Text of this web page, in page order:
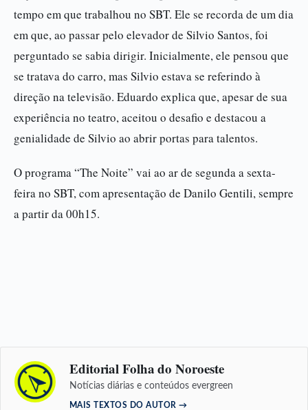
tempo em que trabalhou no SBT. Ele se recorda de um dia
em que, ao passar pelo elevador de Silvio Santos, foi
perguntado se sabia dirigir. Inicialmente, ele pensou que
se tratava do carro, mas Silvio estava se referindo à
direção na televisão. Eduardo explica que, apesar de sua
experiência no teatro, aceitou o desafio e destacou a
genialidade de Silvio ao abrir portas para talentos.
O programa “The Noite” vai ao ar de segunda a sexta-
feira no SBT, com apresentação de Danilo Gentili, sempre
a partir da 00h15.
Editorial Folha do Noroeste
Notícias diárias e conteúdos evergreen
MAIS TEXTOS DO AUTOR →